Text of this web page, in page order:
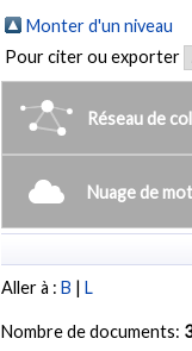
Monter d'un niveau
Pour citer ou exporter
Réseau de
Nuage de
Aller à :B |L
Nombre de documents: